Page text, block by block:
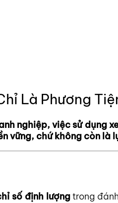
Là Phương
nghiệp, việc sử dụng
vững, chứ không còn là
số định lượngtrong